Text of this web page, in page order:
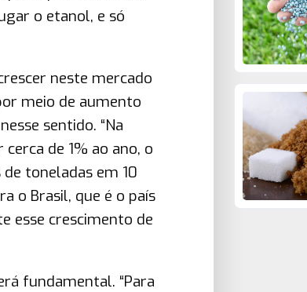
o etanol, e só
neste mercado
meio de aumento
sentido. “Na
de 1% ao ano, o
toneladas em 10
o Brasil, que é o país
esse crescimento de
fundamental. “Para